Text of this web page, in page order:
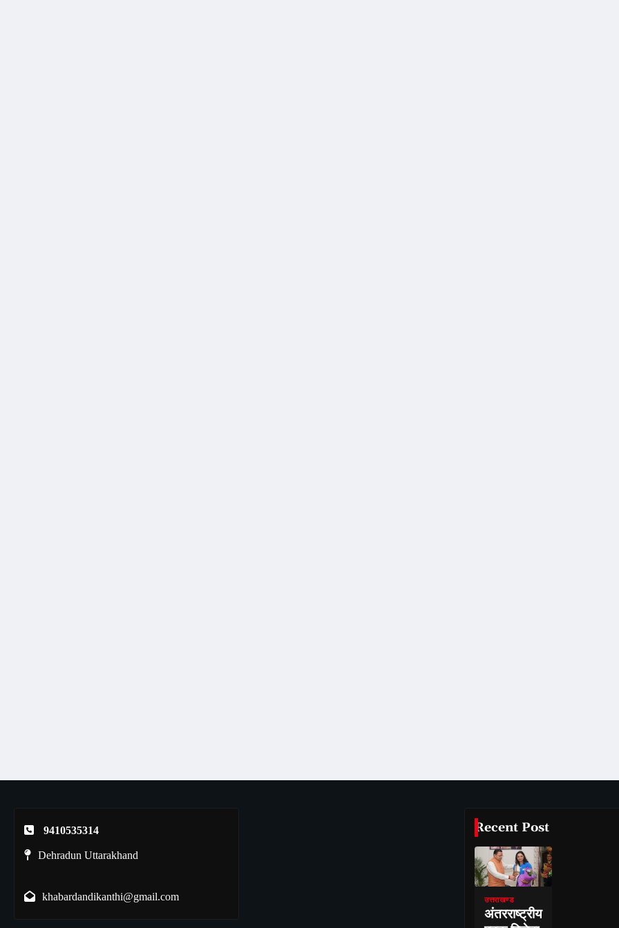
9410535314
Dehradun Uttarakhand
khabardandikanthi@gmail.com
Recent Post
उत्तराखण्ड
अंतरराष्ट्रीय